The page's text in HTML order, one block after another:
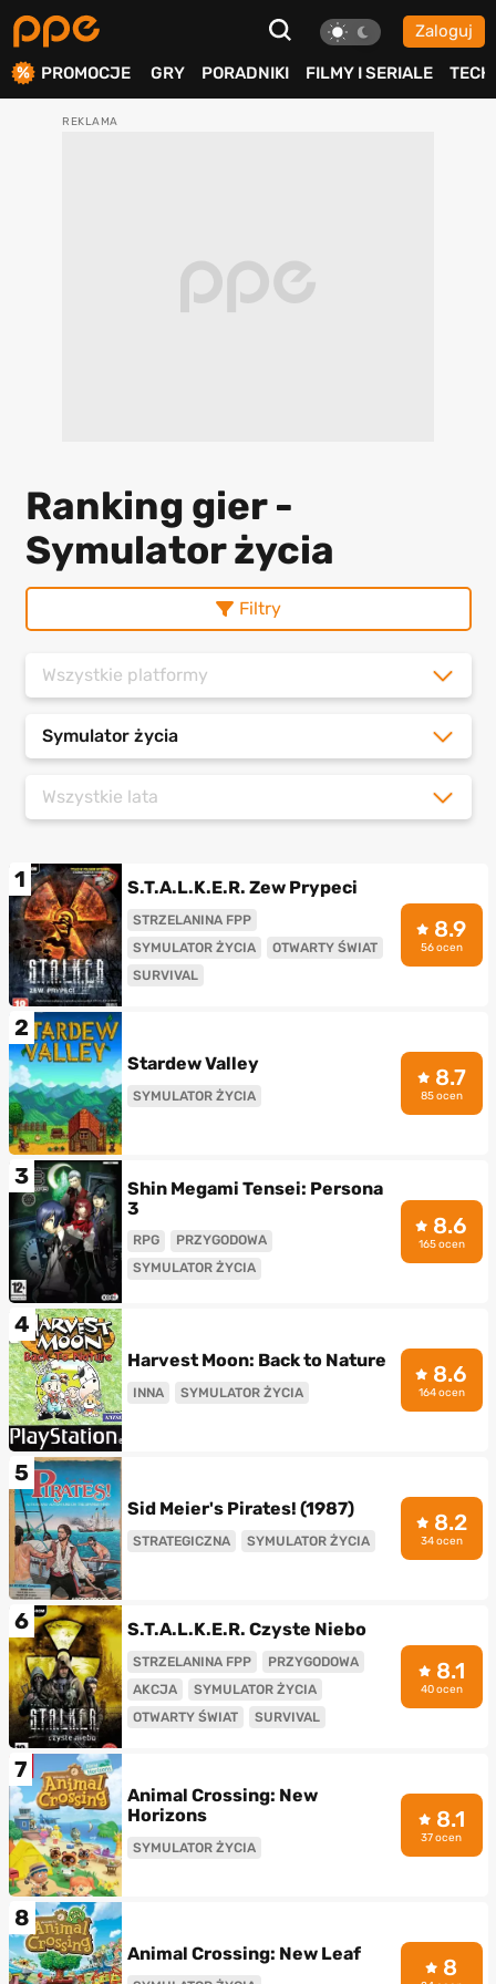
Zaloguj
PROMOCJE GRY PORADNIKI FILMY I SERIALE TECH
Ranking gier -
Symulator życia
Filtry
Wszystkie platformy
Symulator życia
Wszystkie lata
1 S.T.A.L.K.E.R. Zew Prypeci
STRZELANINA FPP
SYMULATOR ŻYCIA
OTWARTY ŚWIAT
SURVIVAL
8.9
56 ocen
2
Stardew Valley
SYMULATOR ŻYCIA
8.7
85 ocen
3
Shin Megami Tensei: Persona
3
RPG
PRZYGODOWA
SYMULATOR ŻYCIA
8.6
165 ocen
4
Harvest Moon: Back to Nature
INNA SYMULATOR ŻYCIA
8.6
164 ocen
5
Sid Meier's Pirates! (1987)
STRATEGICZNA SYMULATOR ŻYCIA
8.2
34 ocen
6 S.T.A.L.K.E.R. Czyste Niebo
STRZELANINA FPP
PRZYGODOWA
AKCJA
SYMULATOR ŻYCIA
OTWARTY ŚWIAT
SURVIVAL
8.1
40 ocen
7
Animal Crossing: New
Horizons
SYMULATOR ŻYCIA
8.1
37 ocen
8
Animal Crossing: New Leaf 8